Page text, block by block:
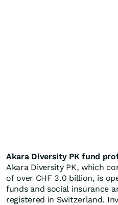
Akara Diversity PK fund
Akara Diversity PK, which
of over CHF 3.0 billion, is
funds and social insurance
registered in Switzerland.